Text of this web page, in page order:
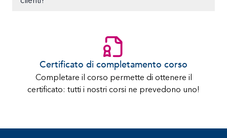
Certificato di completamento corso
Completare il corso permette di ottenere il
certificato: tutti i nostri corsi ne prevedono uno!